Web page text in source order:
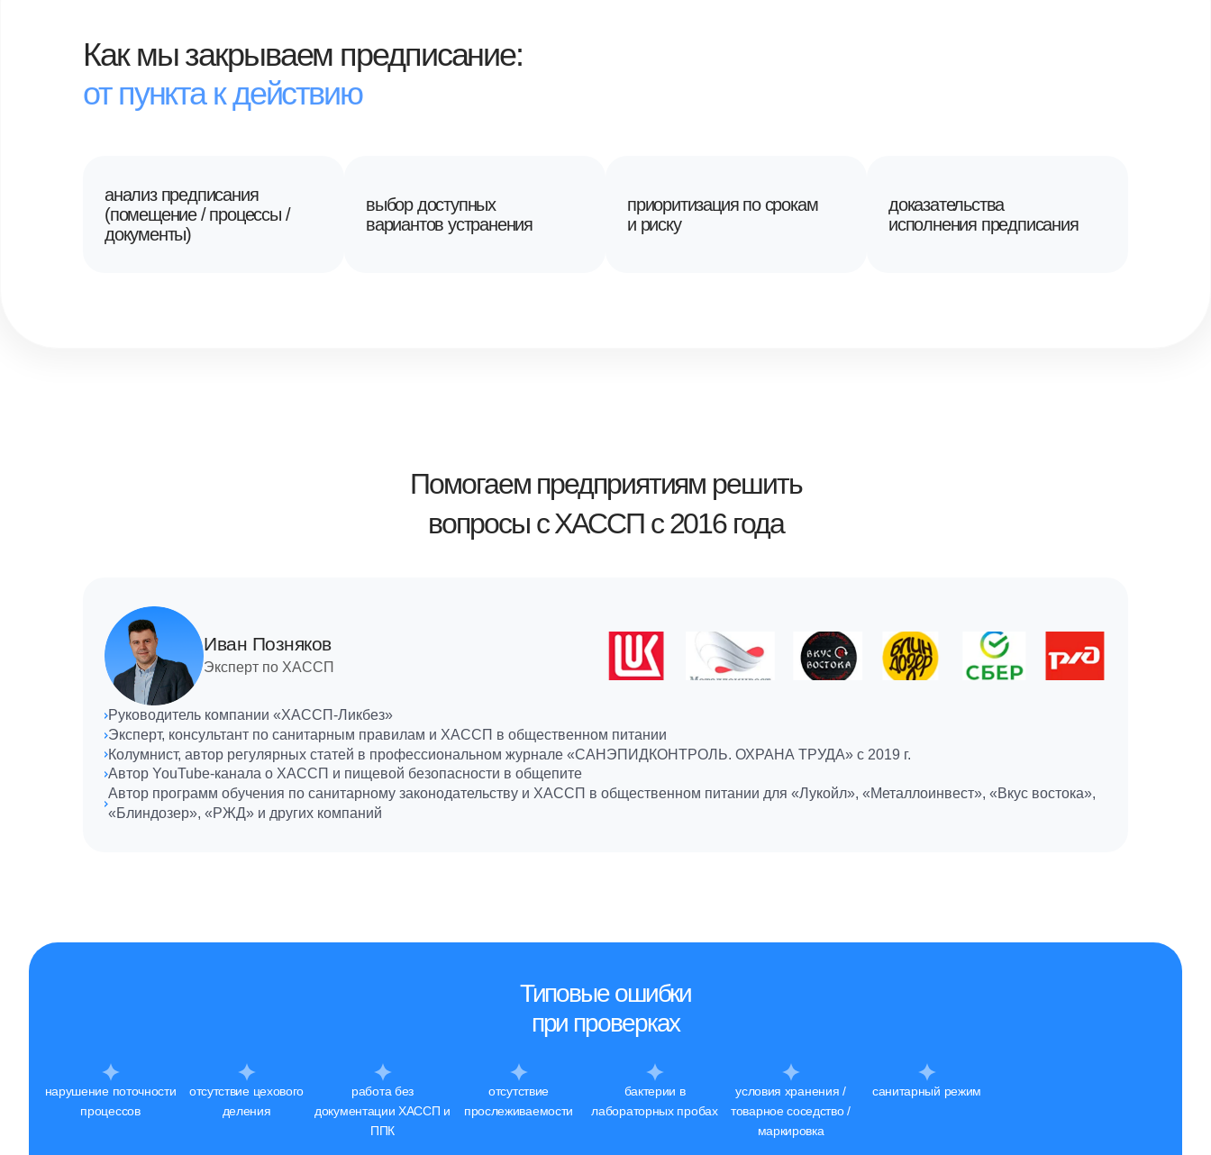
Как мы закрываем предписание:
от пункта к действию
анализ предписания
(помещение / процессы /
документы)
выбор доступных
вариантов устранения
приоритизация по срокам
и риску
доказательства
исполнения предписания
Иван Позняков
Эксперт по ХАССП
Руководитель компании «ХАССП-Ликбез»
Эксперт, консультант по санитарным правилам и ХАССП в общественном питании
Колумнист, автор регулярных статей в профессиональном журнале «САНЭПИДКОНТРОЛЬ. ОХРАНА ТРУДА» с 2019 г.
Автор YouTube-канала о ХАССП и пищевой безопасности в общепите
Автор программ обучения по санитарному законодательству и ХАССП в общественном питании для «Лукойл», «Металлоинвест», «Вкус востока»,
«Блиндозер», «РЖД» и других компаний
Помогаем предприятиям решить
вопросы с ХАССП с 2016 года
Типовые ошибки
при проверках
нарушение поточности
процессов
отсутствие цехового
деления
работа без
документации ХАССП и
ППК
отсутствие
прослеживаемости
бактерии в
лабораторных пробах
условия хранения /
товарное соседство /
маркировка
санитарный режим